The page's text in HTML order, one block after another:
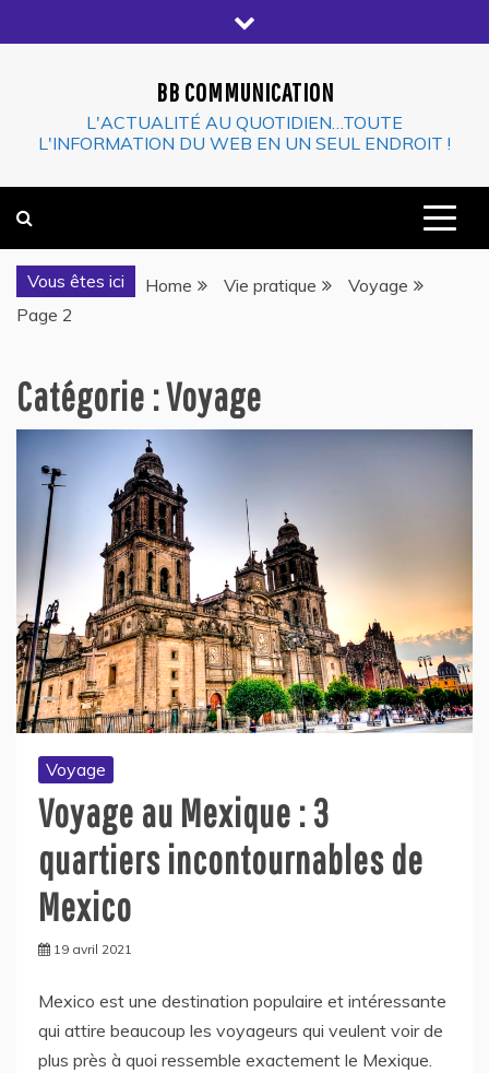
to
BB COMMUNICATION
L'ACTUALITÉ AU QUOTIDIEN…TOUTE
L'INFORMATION DU WEB EN UN SEUL ENDROIT !
Vous êtes ici Home Vie pratique
Voyage
Page 2
Catégorie :Voyage
Voyage
Voyage au Mexique : 3
quartiers incontournables de
Mexico
19 avril 2021
Mexico est une destination populaire et intéressante
qui attire beaucoup les voyageurs qui veulent voir de
plus près à quoi ressemble exactement le Mexique.